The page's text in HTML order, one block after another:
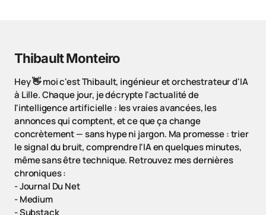
Thibault Monteiro
Hey 👋 moi c'est Thibault, ingénieur et orchestrateur d'IA
à Lille. Chaque jour, je décrypte l'actualité de
l'intelligence artificielle : les vraies avancées, les
annonces qui comptent, et ce que ça change
concrètement — sans hype ni jargon. Ma promesse : trier
le signal du bruit, comprendre l'IA en quelques minutes,
même sans être technique. Retrouvez mes dernières
chroniques :
-Journal Du Net
-Medium